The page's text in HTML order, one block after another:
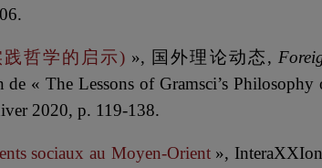
践哲学的启示) », 国外理论动态,
« The Lessons of Gramsci’s Philosophy
2020, p. 119-138.
sociaux au Moyen-Orient»,